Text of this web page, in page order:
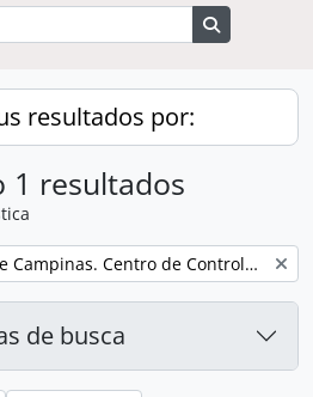
resultados por:
1 resultados
Universidade Estadual de Campinas. Centro de Controle de Câncer Ginecológico e Mamário
de busca